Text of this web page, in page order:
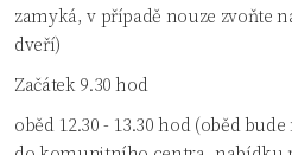
zamyká, v případě nouze zvoňte
dveří)
Začátek 9.30 hod
oběd 12.30 - 13.30 hod (oběd